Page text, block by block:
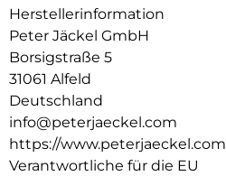
Herstellerinformation
Peter Jäckel GmbH
Borsigstraße 5
31061 Alfeld
Deutschland
info@peterjaeckel.com
https://www.peterjaeckel.com
Verantwortliche für die EU